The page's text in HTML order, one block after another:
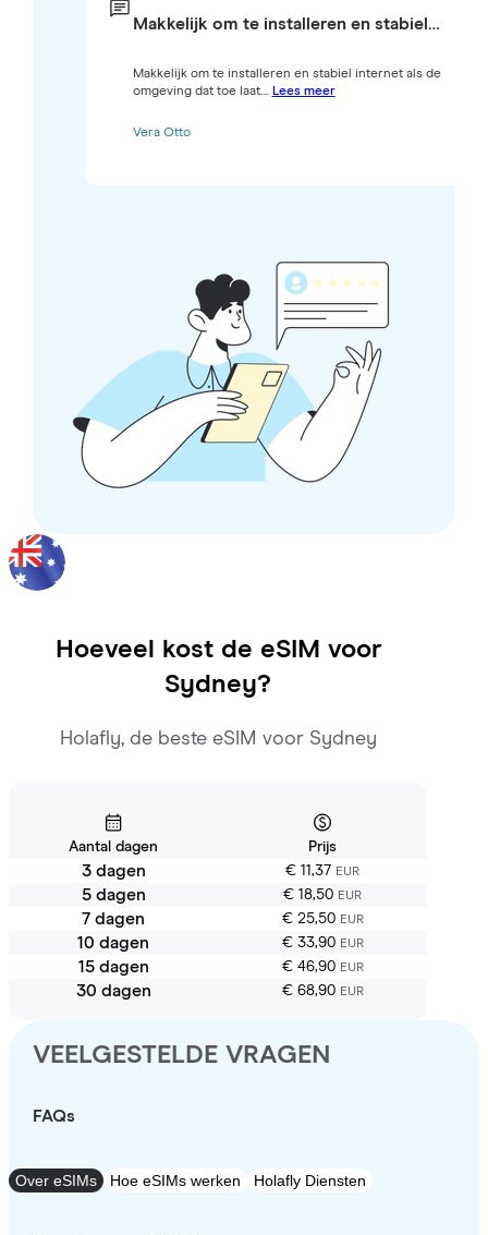
Makkelijk om te installeren en stabiel…
Makkelijk om te installeren en stabiel internet als de
omgeving dat toe laat.... Lees meer
Vera Otto
Hoeveel kost de eSIM voor
Sydney?
Holafly, de beste eSIM voor Sydney
Aantal dagen Prijs
3 dagen € 11,37 EUR
5 dagen € 18,50 EUR
7 dagen € 25,50 EUR
10 dagen € 33,90 EUR
15 dagen € 46,90 EUR
30 dagen € 68,90 EUR
VEELGESTELDE VRAGEN
FAQs
Over eSIMs Hoe eSIMs werken Holafly Diensten